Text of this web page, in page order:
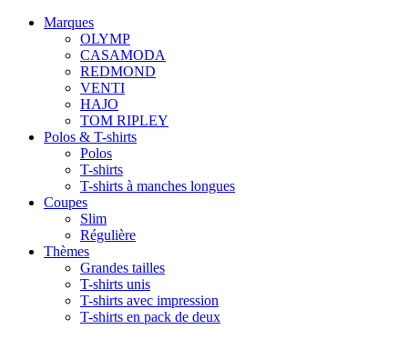
Marques
OLYMP
CASAMODA
REDMOND
VENTI
HAJO
TOM RIPLEY
Polos & T-shirts
Polos
T-shirts
T-shirts à manches longues
Coupes
Slim
Régulière
Thèmes
Grandes tailles
T-shirts unis
T-shirts avec impression
T-shirts en pack de deux